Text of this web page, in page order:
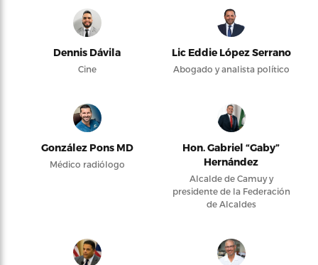
Dennis Dávila
Cine
Lic Eddie López Serrano
Abogado y analista político
González Pons MD
Médico radiólogo
Hon. Gabriel “Gaby”
Hernández
Alcalde de Camuy y
presidente de la Federación
de Alcaldes